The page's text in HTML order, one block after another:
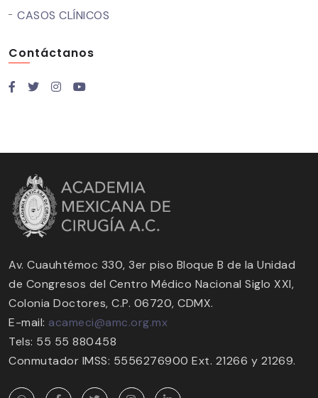
CASOS CLÍNICOS
Contáctanos
Av. Cuauhtémoc 330, 3er piso Bloque B de la Unidad
de Congresos del Centro Médico Nacional Siglo XXI,
Colonia Doctores, C.P. 06720, CDMX.
E-mail: acameci@amc.org.mx
Tels: 55 55 880458
Conmutador IMSS: 5556276900 Ext. 21266 y 21269.